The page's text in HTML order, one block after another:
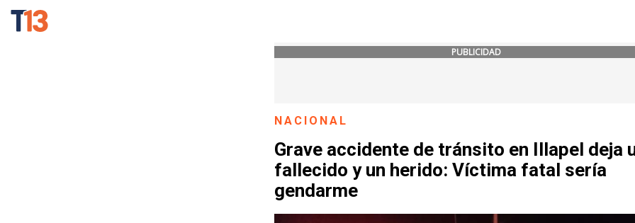
PUBLICIDAD
NACIONAL
Grave accidente de tránsito en Illapel deja
fallecido y un herido: Víctima fatal sería
gendarme